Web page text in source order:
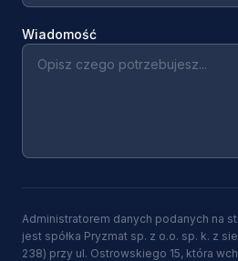
Wiadomość
Administratorem danych podanych na
jest spółka Pryzmat sp. z o.o. sp. k. z
238) przy ul. Ostrowskiego 15, która